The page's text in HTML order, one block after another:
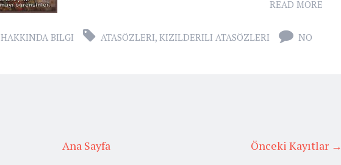
READ MORE
HAKKINDA BILGI ATASÖZLERI, KIZILDERILI ATASÖZLERI
NO
Önceki Kayıtlar →
Ana Sayfa